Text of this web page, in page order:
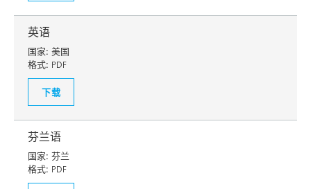
英语
国家: 美国
格式: PDF
下载
芬兰语
国家: 芬兰
格式: PDF